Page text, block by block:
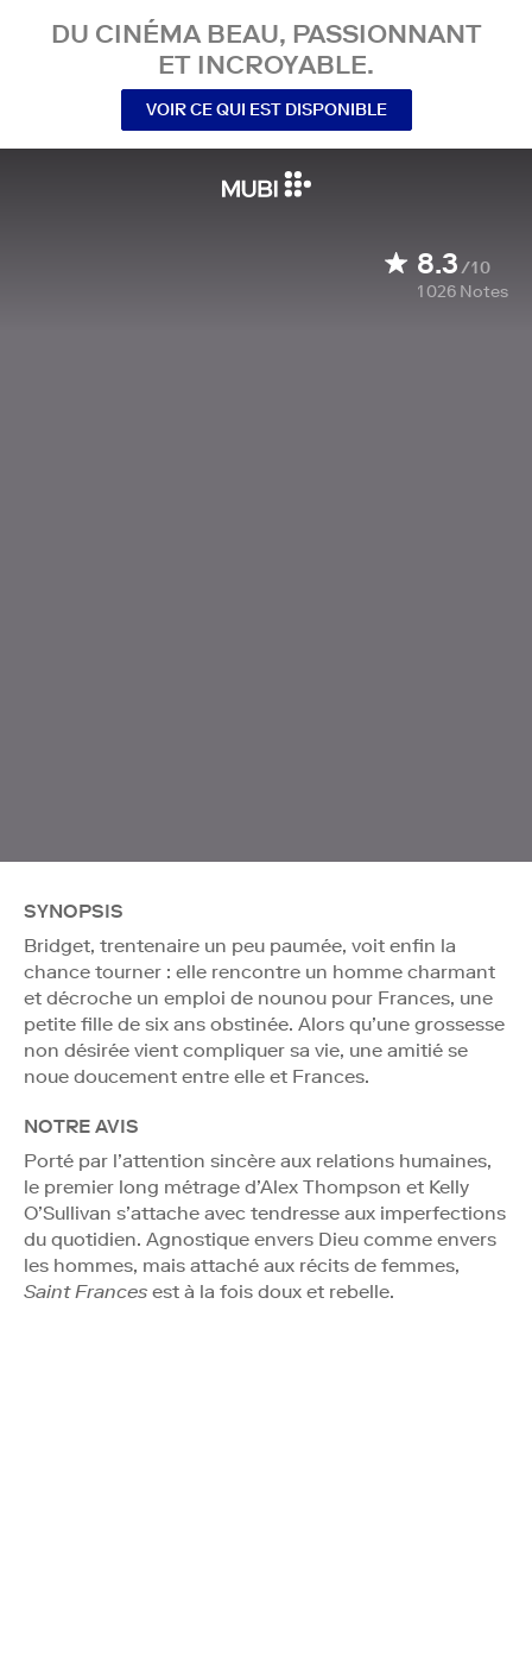
DU CINÉMA BEAU, PASSIONNANT
ET INCROYABLE.
VOIR CE QUI EST DISPONIBLE
8.3/10
1 026 Notes
SYNOPSIS
Bridget, trentenaire un peu paumée, voit enfin la
chance tourner : elle rencontre un homme charmant
et décroche un emploi de nounou pour Frances, une
petite fille de six ans obstinée. Alors qu’une grossesse
non désirée vient compliquer sa vie, une amitié se
noue doucement entre elle et Frances.
NOTRE AVIS
Porté par l’attention sincère aux relations humaines,
le premier long métrage d’Alex Thompson et Kelly
O’Sullivan s’attache avec tendresse aux imperfections
du quotidien. Agnostique envers Dieu comme envers
les hommes, mais attaché aux récits de femmes,
Saint Frances est à la fois doux et rebelle.